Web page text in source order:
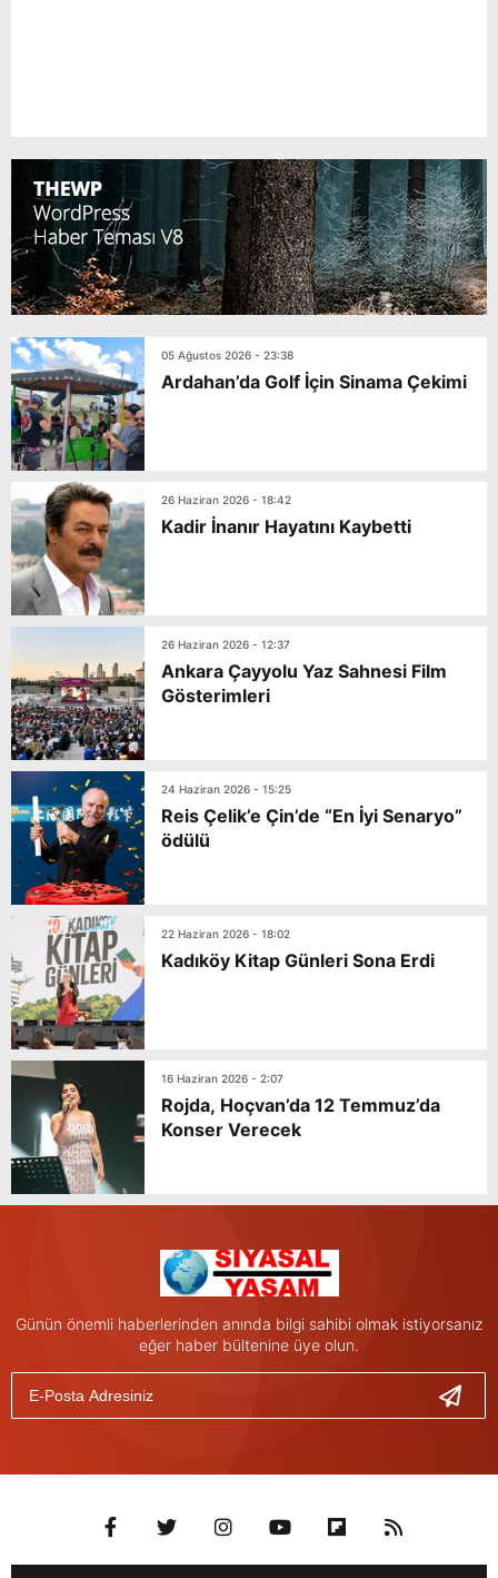
05 Ağustos 2026 - 23:38
Ardahan’da Golf İçin Sinama Çekimi
26 Haziran 2026 - 18:42
Kadir İnanır Hayatını Kaybetti
26 Haziran 2026 - 12:37
Ankara Çayyolu Yaz Sahnesi Film
Gösterimleri
24 Haziran 2026 - 15:25
Reis Çelik’e Çin’de “En İyi Senaryo”
ödülü
22 Haziran 2026 - 18:02
Kadıköy Kitap Günleri Sona Erdi
16 Haziran 2026 - 2:07
Rojda, Hoçvan’da 12 Temmuz’da
Konser Verecek
Günün önemli haberlerinden anında bilgi sahibi olmak istiyorsanız
eğer haber bültenine üye olun.